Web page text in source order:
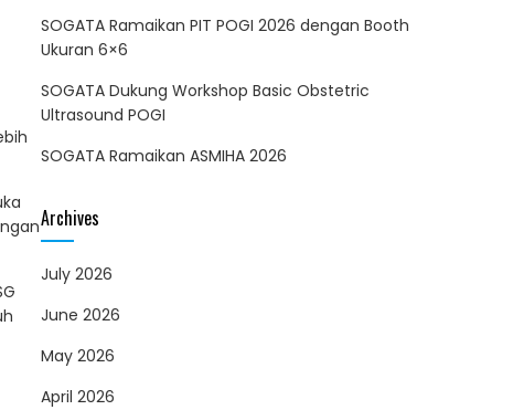
SOGATA Ramaikan PIT POGI 2026 dengan Booth
Ukuran 6×6
SOGATA Dukung Workshop Basic Obstetric
Ultrasound POGI
SOGATA Ramaikan ASMIHA 2026
Archives
July 2026
June 2026
May 2026
April 2026